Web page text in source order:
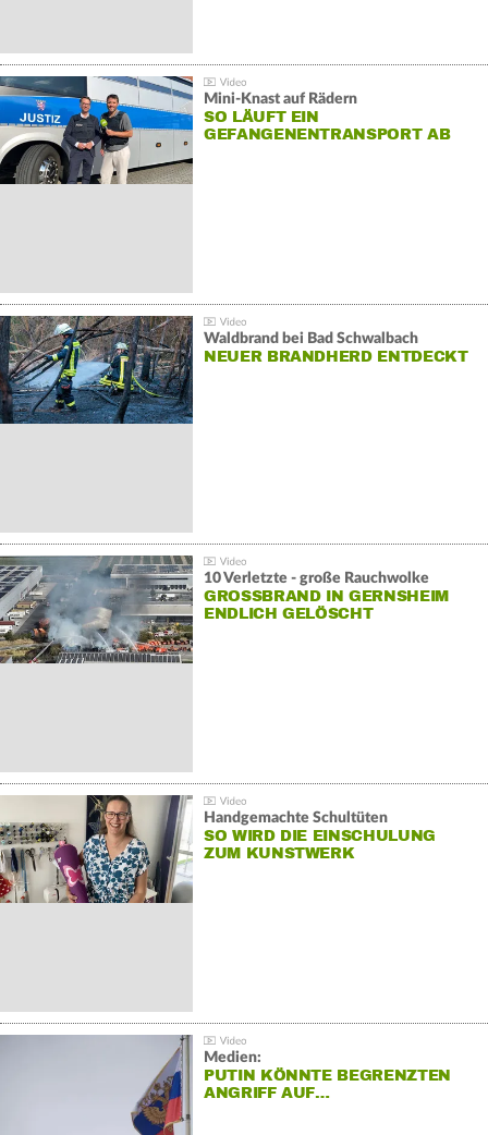
Mini-Knast auf Rädern
SO LÄUFT EIN
GEFANGENENTRANSPORT AB
Waldbrand bei Bad Schwalbach
NEUER BRANDHERD ENTDECKT
10 Verletzte - große Rauchwolke
GROSSBRAND IN GERNSHEIM E
NDLICH GELÖSCHT
Handgemachte Schultüten
SO WIRD DIE EINSCHULUNG
ZUM KUNSTWERK
Medien:
PUTIN KÖNNTE BEGRENZTEN
ANGRIFF AUF…